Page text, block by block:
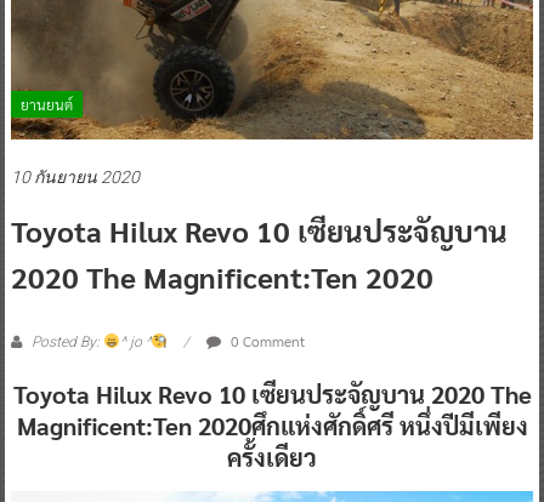
ยานยนต์
10 กันยายน 2020
Toyota Hilux Revo 10 เซียนประจัญบาน
2020 The Magnificent:Ten 2020
Posted By: ^ jo ^ 0 Comment
Toyota Hilux Revo 10 เซียนประจัญบาน 2020 The
Magnificent:Ten 2020ศึกแห่งศักดิ์ศรี หนึ่งปีมีเพียง
ครั้งเดียว